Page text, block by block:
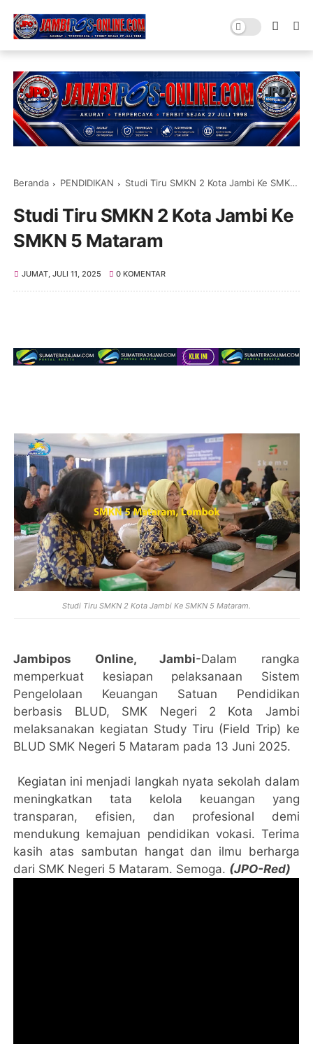
Beranda PENDIDIKAN Studi Tiru SMKN 2 Kota Jambi Ke SMKN 5 Mataram
Studi Tiru SMKN 2 Kota Jambi Ke
SMKN 5 Mataram
JUMAT, JULI 11, 2025 0 KOMENTAR
Studi Tiru SMKN 2 Kota Jambi Ke SMKN 5 Mataram.
Jambipos Online, Jambi-Dalam rangka
memperkuat kesiapan pelaksanaan Sistem
Pengelolaan Keuangan Satuan Pendidikan
berbasis BLUD, SMK Negeri 2 Kota Jambi
melaksanakan kegiatan Study Tiru (Field Trip) ke
BLUD SMK Negeri 5 Mataram pada 13 Juni 2025.
Kegiatan ini menjadi langkah nyata sekolah dalam
meningkatkan tata kelola keuangan yang
transparan, efisien, dan profesional demi
mendukung kemajuan pendidikan vokasi. Terima
kasih atas sambutan hangat dan ilmu berharga
dari SMK Negeri 5 Mataram. Semoga. (JPO-Red)